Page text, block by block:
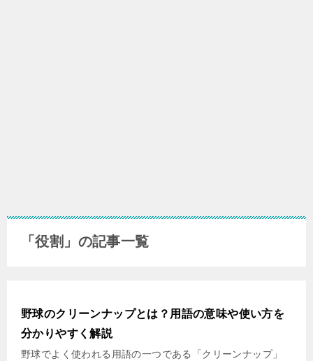
「役割」の記事一覧
野球のクリーンナップとは？用語の意味や使い方を
分かりやすく解説
野球でよく使われる用語の一つである「クリーンナップ」